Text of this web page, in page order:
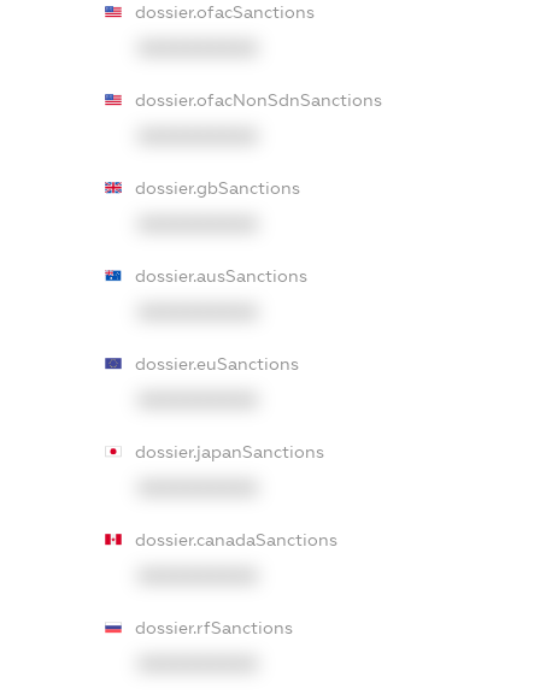
dossier.ofacSanctions
dossier.ofacNonSdnSanctions
dossier.gbSanctions
dossier.ausSanctions
dossier.euSanctions
dossier.japanSanctions
dossier.canadaSanctions
dossier.rfSanctions